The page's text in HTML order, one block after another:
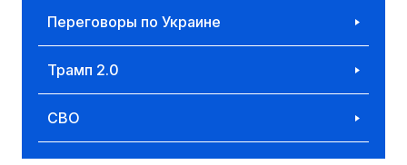
Переговоры по Украине
Трамп 2.0
СВО